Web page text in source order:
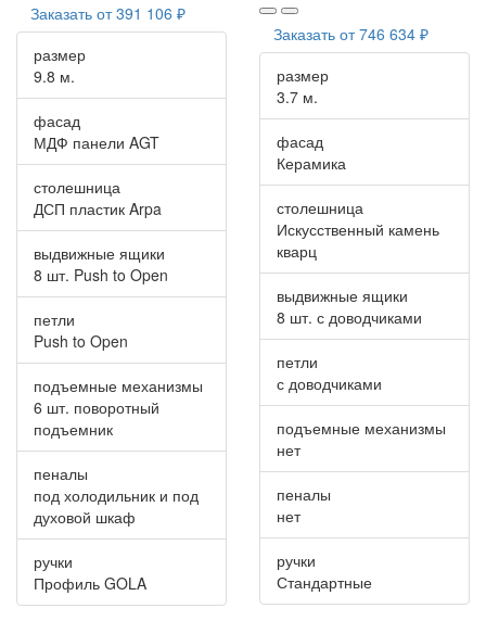
Заказать от391 106 ₽
размер
9.8 м.
фасад
МДФ панели AGT
столешница
ДСП пластик Arpa
выдвижные ящики
8 шт. Push to Open
петли
Push to Open
подъемные механизмы
6 шт. поворотный
подъемник
пеналы
под холодильник и под
духовой шкаф
ручки
Профиль GOLA
Заказать от746 634 ₽
размер
3.7 м.
фасад
Керамика
столешница
Искусственный камень
кварц
выдвижные ящики
8 шт. с доводчиками
петли
с доводчиками
подъемные механизмы
нет
пеналы
нет
ручки
Стандартные